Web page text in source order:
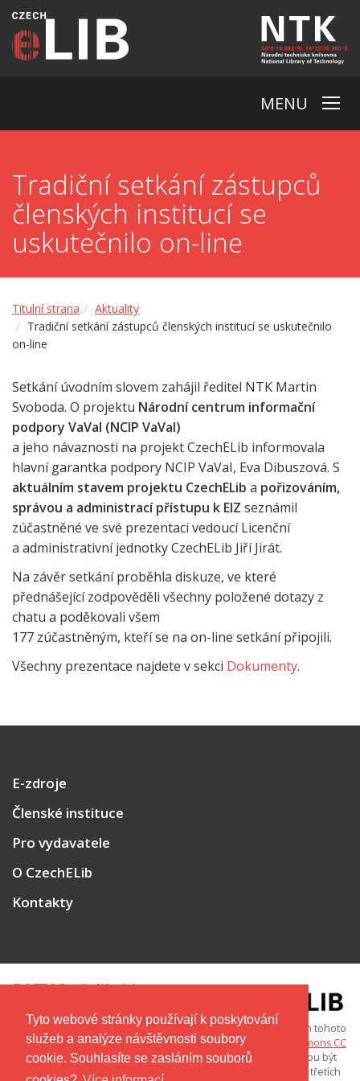
Tyto webové stránky používají k poskytování
služeb a analýze návštěvnosti soubory
cookie. Souhlasíte se zasláním souborů
MENU
Tradiční setkání zástupců
členských institucí se
uskutečnilo on-line
Titulní strana
Aktuality
Tradiční setkání zástupců členských institucí se uskutečnilo
on-line
Setkání úvodním slovem zahájil ředitel NTK Martin
Svoboda. O projektu Národní centrum informační
podpory VaVaI (NCIP VaVaI)
a jeho návaznosti na projekt CzechELib informovala
hlavní garantka podpory NCIP VaVaI, Eva Dibuszová. S
aktuálním stavem projektu CzechELib a pořizováním,
správou a administrací přístupu k EIZ seznámil
zúčastněné ve své prezentaci vedoucí Licenční
a administrativní jednotky CzechELib Jiří Jirát.
Na závěr setkání proběhla diskuze, ve které
přednášející zodpověděli všechny položené dotazy z
chatu a poděkovali všem
177 zúčastněným, kteří se na on-line setkání připojili.
Všechny prezentace najdete v sekci Dokumenty.
E-zdroje
Členské instituce
Pro vydavatele
O CzechELib
Kontakty
Copyright © 2026 Není-li uvedeno jinak, obsah tohoto
webu je licencován pod licencíCreative Commons CC
BY-NC-ND 4.0. Některá díla (např. texty, obrázky či loga) mohou být
označena jinou licencí nebo být chráněna autorským právem třetích